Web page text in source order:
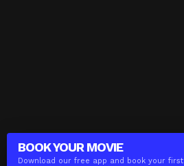
BOOK YOUR MOVIE
Download our free app and book your first